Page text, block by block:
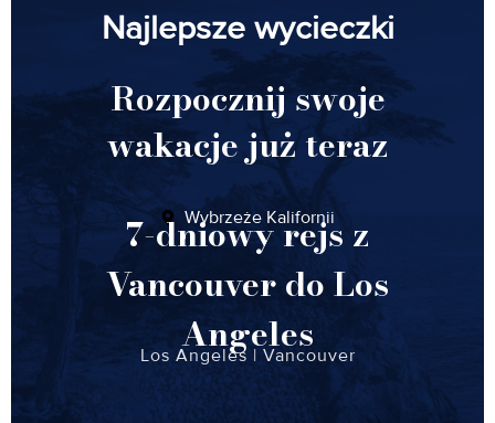
Najlepsze wycieczki
Rozpocznij swoje
wakacje już teraz
Wybrzeże Kalifornii
7-dniowy rejs z
Vancouver do Los
Angeles
Los Angeles | Vancouver